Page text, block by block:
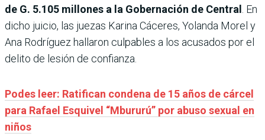
de G. 5.105 millones a la Gobernación de Central . En
dicho juicio, las juezas Karina Cáceres, Yolanda Morel y
Ana Rodríguez hallaron culpables a los acusados por el
delito de lesión de confianza.
Podes leer: Ratifican condena de 15 años de cárcel
para Rafael Esquivel “Mbururú” por abuso sexual en
niños